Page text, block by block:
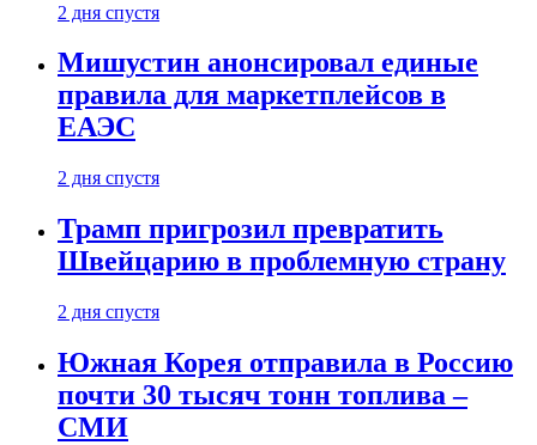
2 дня спустя
Мишустин анонсировал единые
правила для маркетплейсов в
ЕАЭС
2 дня спустя
Трамп пригрозил превратить
Швейцарию в проблемную страну
2 дня спустя
Южная Корея отправила в Россию
почти 30 тысяч тонн топлива –
СМИ